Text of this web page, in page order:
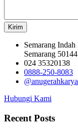
Kirim
Semarang
Semarang 50144
024 35320138
0888-250-8083
Hubungi Kami
Recent Posts